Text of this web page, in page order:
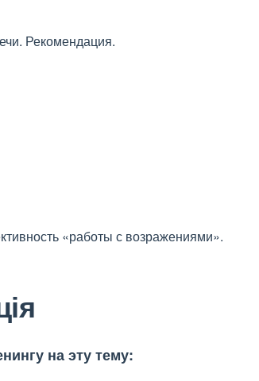
Рекомендация.
«работы с возражениями».
на эту тему: